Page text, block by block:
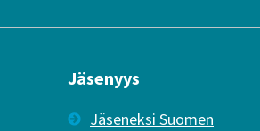
Jäsenyys
Jäseneksi Suomen